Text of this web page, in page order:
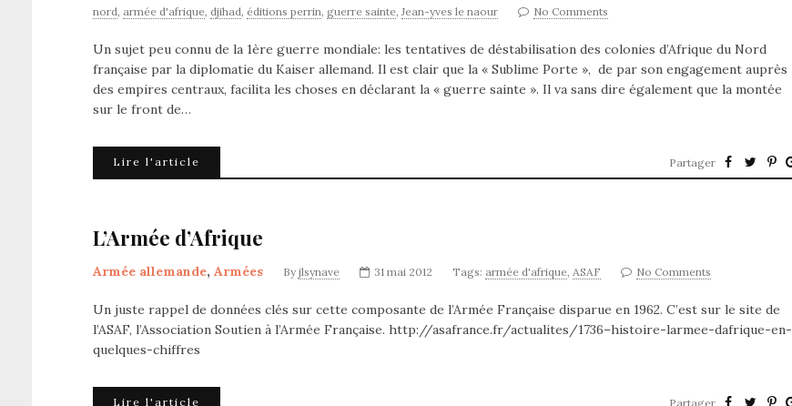
nord, armée d'afrique, djihad, éditions perrin, guerre sainte,Jean-yves le naour No Comments
Un sujet peu connu de la 1ère guerre mondiale: les tentatives de déstabilisation des colonies d’Afrique du Nord
française par la diplomatie du Kaiser allemand. Il est clair que la « Sublime Porte », de par son engagement auprès
des empires centraux, facilita les choses en déclarant la « guerre sainte ». Il va sans dire également que la montée
sur le front de…
Lire l'article Partager
L’Armée d’Afrique
Armée allemande, Armées By jlsynave 31 mai 2012 Tags: armée d'afrique, ASAF No Comments
Un juste rappel de données clés sur cette composante de l’Armée Française disparue en 1962. C’est sur le site de
l’ASAF, l’Association Soutien à l’Armée Française. http://asafrance.fr/actualites/1736–histoire-larmee-dafrique-en-
quelques-chiffres
Lire l'article Partager